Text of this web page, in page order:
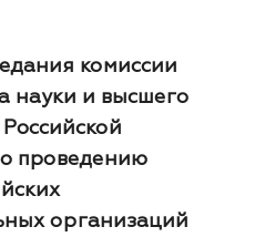
комиссии
науки и высшего
проведению
организаций